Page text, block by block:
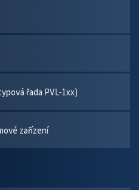
řada PVL-1xx)
zařízení